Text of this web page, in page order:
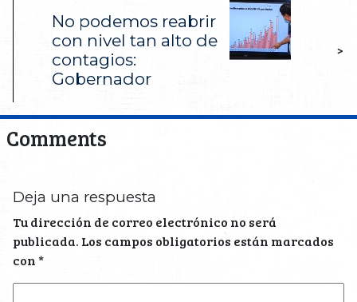
No podemos reabrir
con nivel tan alto de
contagios:
Gobernador
>
Comments
Deja una respuesta
Tu dirección de correo electrónico no será
publicada. Los campos obligatorios están marcados
con*